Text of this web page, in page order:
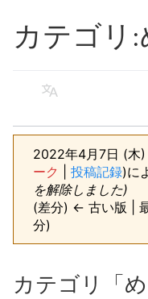
カテゴリ :
言語
2022年4月7日 (木)
ーク
投稿記録)に
を解除しました)
(差分) ← 古い版 |
分)
カテゴリ「